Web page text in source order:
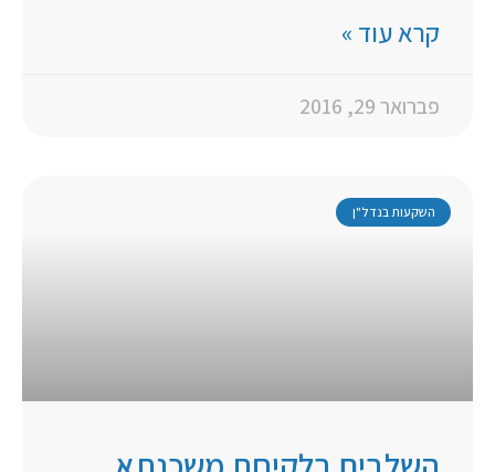
קרא עוד »
פברואר 29, 2016
השקעות בנדל"ן